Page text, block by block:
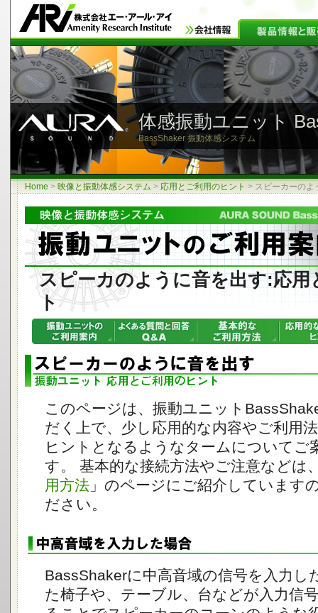
体感振動ユニット
BassShaker 振動体感システム
Home > 映像と振動体感システム > 応用とご利用のヒント > スピーカーのよ
スピーカのように音を出す:応用
ト
このページは、振動ユニット
だく上で、少し応用的な内容やご利用
ヒントとなるようなタームについてご
す。 基本的な接続方法やご注意などは
用方法 」のページにご紹介しています
ださい。
BassShakerに中高音域の信号を入力し
た椅子や、テーブル、台などが入力信